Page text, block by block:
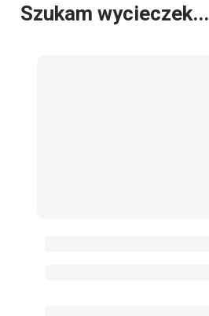
Szukam wycieczek...